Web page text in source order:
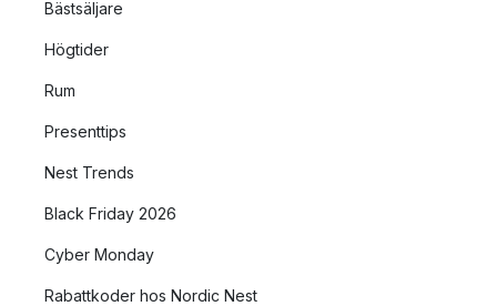
Bästsäljare
Högtider
Rum
Presenttips
Nest Trends
Black Friday 2026
Cyber Monday
Rabattkoder hos Nordic Nest